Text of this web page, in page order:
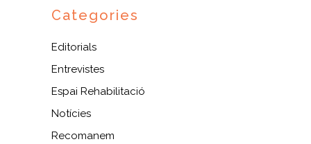
Categories
Editorials
Entrevistes
Espai Rehabilitació
Notícies
Recomanem